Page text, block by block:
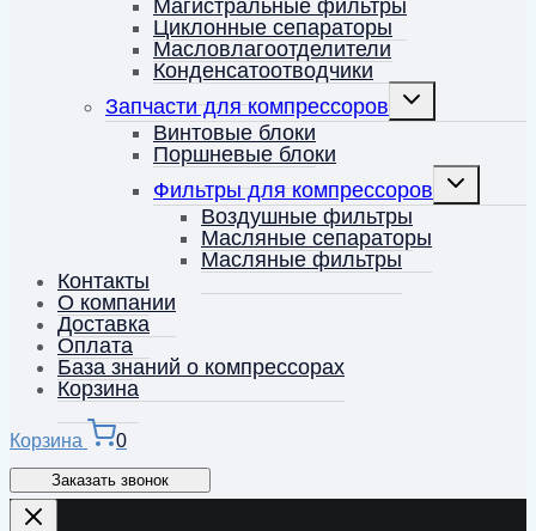
Магистральные фильтры
Циклонные сепараторы
Масловлагоотделители
Конденсатоотводчики
Запчасти для компрессоров
Переключить
дочернее
меню
Винтовые блоки
Поршневые блоки
Фильтры для компрессоров
Переключить
дочернее
меню
Воздушные фильтры
Масляные сепараторы
Масляные фильтры
Контакты
О компании
Доставка
Оплата
База знаний о компрессорах
Корзина
Корзина 0
Заказать звонок